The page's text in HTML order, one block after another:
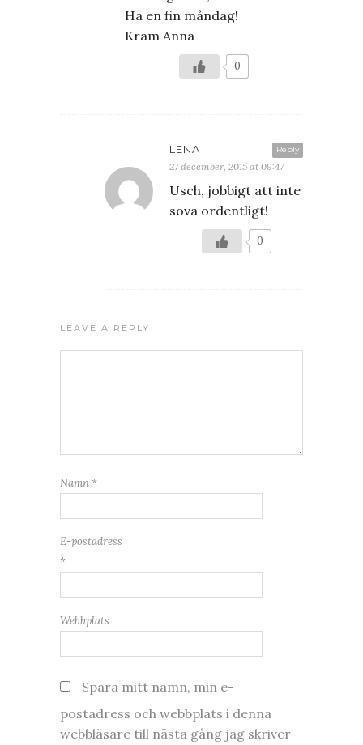
Ha en fin måndag!
Kram Anna
0
Reply
LENA
27 december, 2015 at 09:47
Usch, jobbigt att inte
sova ordentligt!
0
LEAVE A REPLY
Namn *
E-postadress
*
Webbplats
Spara mitt namn, min e-
postadress och webbplats i denna
webbläsare till nästa gång jag skriver